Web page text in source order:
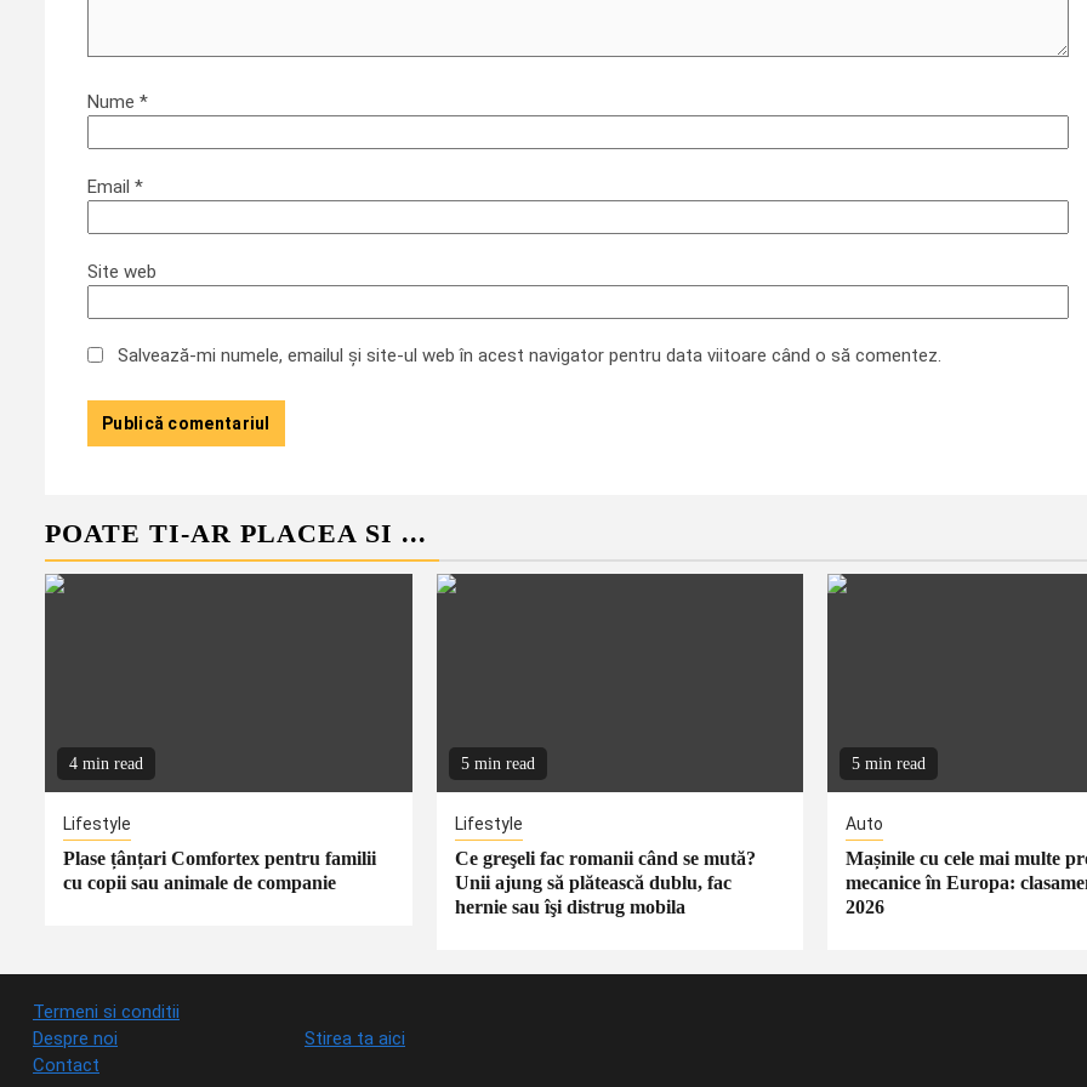
Nume *
Email *
Site web
Salvează-mi numele, emailul și site-ul web în acest navigator pentru data viitoare când o să comentez.
POATE TI-AR PLACEA SI ...
4 min read
Lifestyle
Plase țânțari Comfortex pentru familii
cu copii sau animale de companie
5 min read
Lifestyle
Ce greşeli fac romanii când se mută?
Unii ajung să plătească dublu, fac
hernie sau îşi distrug mobila
5 min read
Auto
Mașinile cu cele mai multe
mecanice în Europa:
2026
Termeni si conditii
Despre noi
Stirea ta aici
Contact